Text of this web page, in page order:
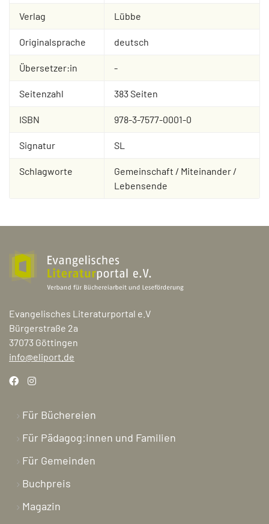
Verlag Lübbe
Originalsprache deutsch
Übersetzer:in -
Seitenzahl 383 Seiten
ISBN 978-3-7577-0001-0
Signatur SL
Schlagworte
Gemeinschaft / Miteinander /
Lebensende
Evangelisches Literaturportal e.V
Bürgerstraße 2a
37073 Göttingen
info@eliport.de
Für Büchereien
Für Pädagog:innen und Familien
Für Gemeinden
Buchpreis
Magazin